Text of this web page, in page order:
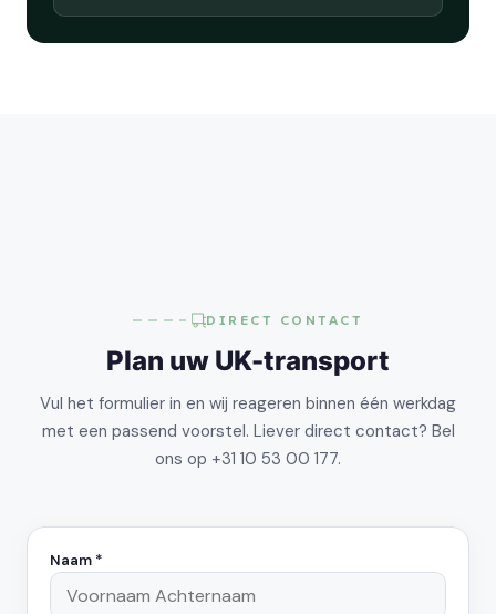
DIRECT CONTACT
Plan uw UK-transport
Vul het formulier in en wij reageren binnen één werkdag
met een passend voorstel. Liever direct contact? Bel
ons op +31 10 53 00 177.
Naam *